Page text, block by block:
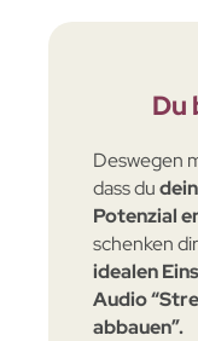
Du
Deswegen
dass du
Potenzial
schenken
idealen
Audio
abbauen”.